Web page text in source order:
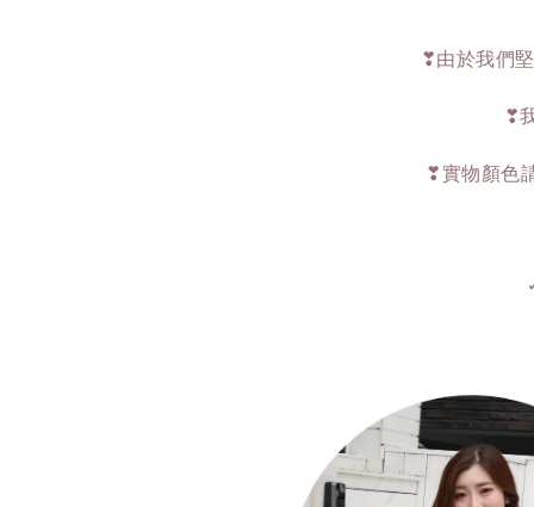
❣由於我們
❣
❣實物顏色